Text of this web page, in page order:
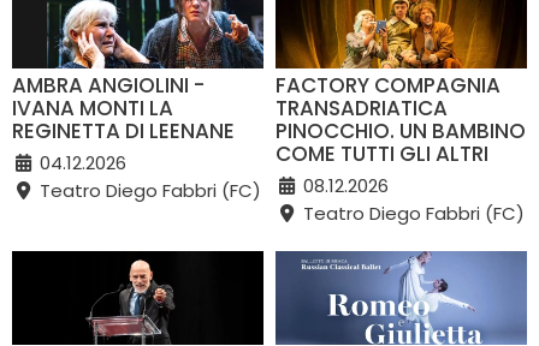
AMBRA ANGIOLINI -
IVANA MONTI LA
REGINETTA DI LEENANE
04.12.2026
Teatro Diego Fabbri (FC)
FACTORY COMPAGNIA
TRANSADRIATICA
PINOCCHIO. UN BAMBINO
COME TUTTI GLI ALTRI
08.12.2026
Teatro Diego Fabbri (FC)